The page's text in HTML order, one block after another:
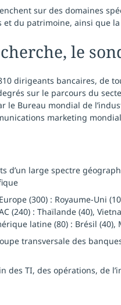
sur des domaines
et du patrimoine, ainsi que
le
dirigeants bancaires, de
sur le parcours du
le Bureau mondial de
marketing
d’un large spectre
(300) : Royaume-Uni
(240) : Thaïlande (40),
latine (80) : Brésil (40),
transversale des
des TI, des opérations, de